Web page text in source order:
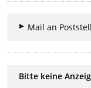
Mail an
Bitte keine